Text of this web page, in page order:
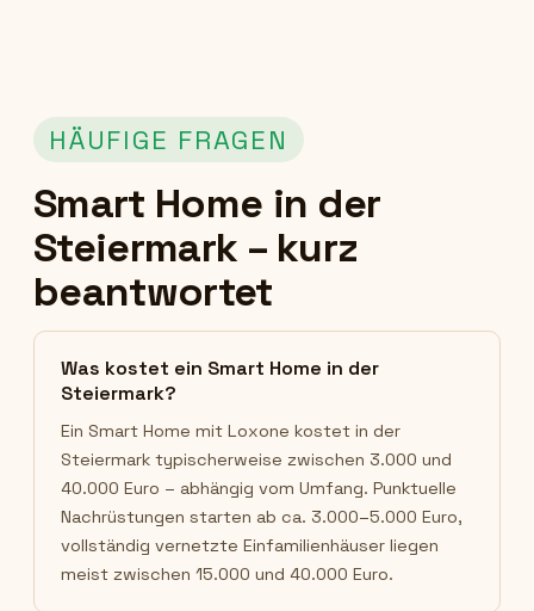
HÄUFIGE FRAGEN
Smart Home in der
Steiermark – kurz
beantwortet
Was kostet ein Smart Home in der
Steiermark?
Ein Smart Home mit Loxone kostet in der
Steiermark typischerweise zwischen 3.000 und
40.000 Euro – abhängig vom Umfang. Punktuelle
Nachrüstungen starten ab ca. 3.000–5.000 Euro,
vollständig vernetzte Einfamilienhäuser liegen
meist zwischen 15.000 und 40.000 Euro.